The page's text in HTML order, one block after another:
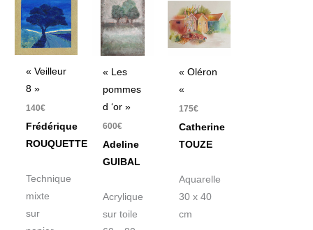
« Veilleur
8 »
140€
Frédérique
ROUQUETTE
Technique
mixte
sur
« Les
pommes
d ‘or »
600€
Adeline
GUIBAL
Acrylique
sur toile
« Oléron
«
175€
Catherine
TOUZE
Aquarelle
30 x 40
cm